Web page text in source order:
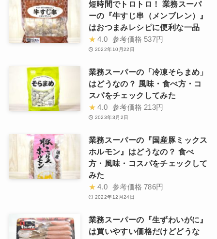
短時間でトロトロ！ 業務スーパ
ーの『牛すじ串（メンブレン）』
はおつまみレシピに便利な一品
★ 4.0 参考価格 537円
2022年10月22日
業務スーパーの「冷凍そらまめ」
はどうなの？ 風味・食べ方・コ
スパをチェックしてみた
★ 4.0 参考価格 213円
2023年3月2日
業務スーパーの『国産豚ミックス
ホルモン』はどうなの？ 食べ
方・風味・コスパをチェックして
みた
★ 4.0 参考価格 786円
2022年12月24日
業務スーパーの『生ずわいがに』
は買いやすい価格だけどどうな